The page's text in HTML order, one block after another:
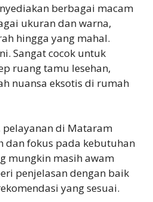
berbagai macam
ukuran dan warna,
hingga yang mahal.
Sangat cocok untuk
ruang tamu lesehan,
nuansa eksotis di rumah
pelayanan di Mataram
dan fokus pada kebutuhan
mungkin masih awam
penjelasan dengan baik
yang sesuai.